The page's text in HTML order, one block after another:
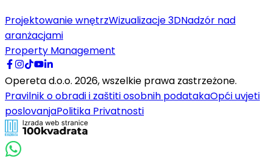
Projektowanie wnętrzWizualizacje 3DNadzór nad
aranżacjami
Property Management
Opereta d.o.o. 2026,wszelkie prawa zastrzeżone.
Pravilnik o obradi i zaštiti osobnih podatakaOpći uvjeti
poslovanjaPolitika Privatnosti